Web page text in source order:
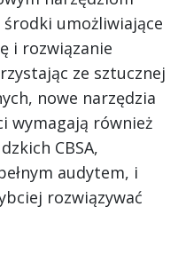
środki umożliwiające
i rozwiązanie
ze sztucznej
nowe narzędzia
wymagają również
CBSA,
audytem, i
rozwiązywać